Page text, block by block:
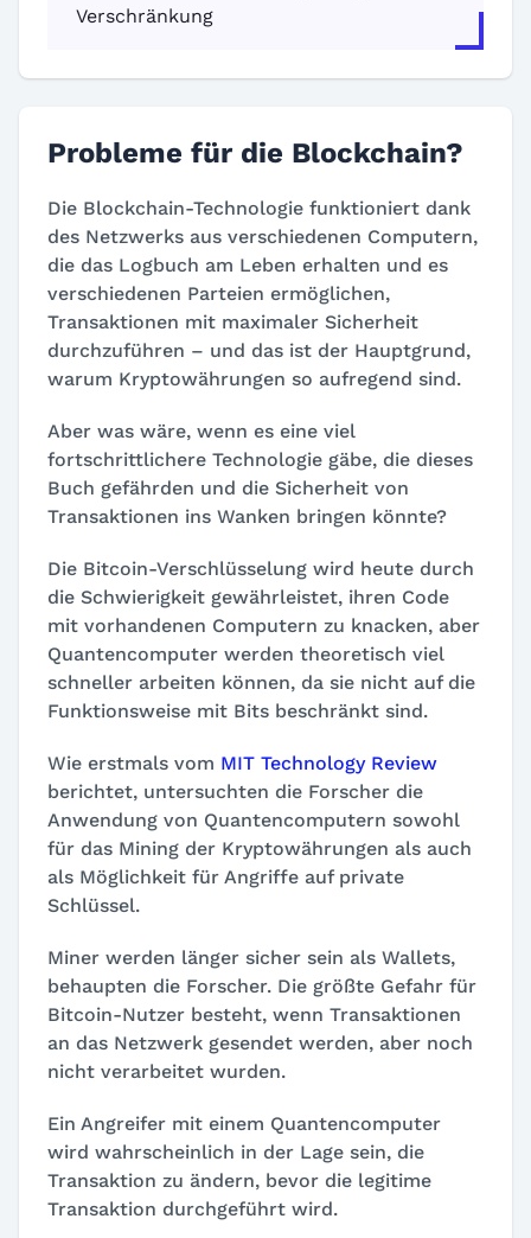
Verschränkung
Probleme für die Blockchain?
Die Blockchain-Technologie funktioniert dank
des Netzwerks aus verschiedenen Computern,
die das Logbuch am Leben erhalten und es
verschiedenen Parteien ermöglichen,
Transaktionen mit maximaler Sicherheit
durchzuführen – und das ist der Hauptgrund,
warum Kryptowährungen so aufregend sind.
Aber was wäre, wenn es eine viel
fortschrittlichere Technologie gäbe, die dieses
Buch gefährden und die Sicherheit von
Transaktionen ins Wanken bringen könnte?
Die Bitcoin-Verschlüsselung wird heute durch
die Schwierigkeit gewährleistet, ihren Code
mit vorhandenen Computern zu knacken, aber
Quantencomputer werden theoretisch viel
schneller arbeiten können, da sie nicht auf die
Funktionsweise mit Bits beschränkt sind.
Wie erstmals vom MIT Technology Review
berichtet, untersuchten die Forscher die
Anwendung von Quantencomputern sowohl
für das Mining der Kryptowährungen als auch
als Möglichkeit für Angriffe auf private
Schlüssel.
Miner werden länger sicher sein als Wallets,
behaupten die Forscher. Die größte Gefahr für
Bitcoin-Nutzer besteht, wenn Transaktionen
an das Netzwerk gesendet werden, aber noch
nicht verarbeitet wurden.
Ein Angreifer mit einem Quantencomputer
wird wahrscheinlich in der Lage sein, die
Transaktion zu ändern, bevor die legitime
Transaktion durchgeführt wird.